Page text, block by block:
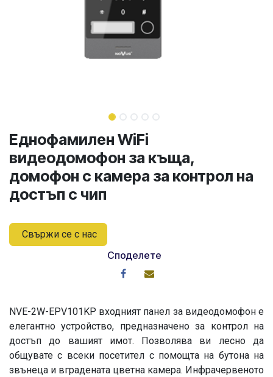
Еднофамилен WiFi
видеодомофон за къща,
домофон с камера за контрол на
достъп с чип
Свържи се с нас
Споделете
NVE-2W-EPV101KP входният панел за видеодомофон е
елегантно устройство, предназначено за контрол на
достъп до вашият имот. Позволява ви лесно да
общувате с всеки посетител с помощта на бутона на
звънеца и вградената цветна камера. Инфрачервеното